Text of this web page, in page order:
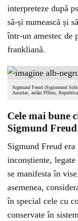
interpreteze după
să-și numească și
într-un amestec de
frankliană.
Sigmund Freud (Sigismund
Austriac, astăzi Příbor,
Cele mai bune
Sigmund Freud
Sigmund Freud
inconștiente,
se manifesta în
asemenea,
în special cele cu
conservate în